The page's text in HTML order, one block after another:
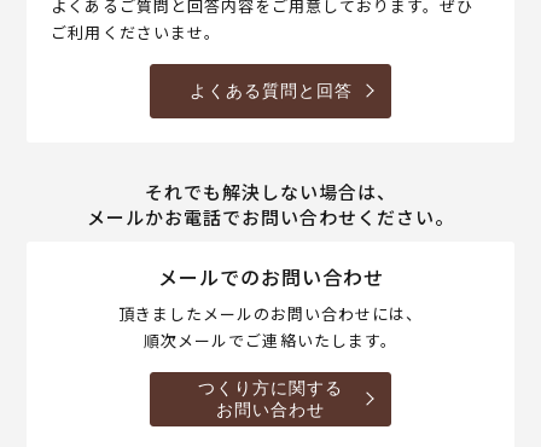
よくあるご質問と回答内容をご用意しております。ぜひ
ご利用くださいませ。
よくある質問と回答
それでも解決しない場合は、
メールかお電話でお問い合わせください。
メールでのお問い合わせ
頂きましたメールのお問い合わせには、
順次メールでご連絡いたします。
つくり方に関する
お問い合わせ